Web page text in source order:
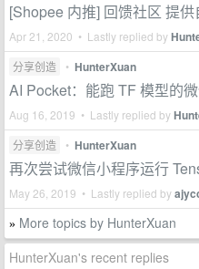
[Shopee 内推] 回馈社区 提
Apr 21, 2020 • Lastly replied by
分享创造 • HunterXuan
AI Pocket：能跑 TF 模型的
Aug 16, 2019 • Lastly replied by
分享创造 • HunterXuan
再次尝试微信小程序运行
May 26, 2019 • Lastly replied by
» More topics by HunterXuan
HunterXuan's recent replies